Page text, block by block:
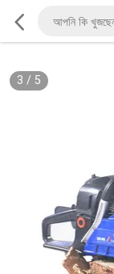
3 / 5